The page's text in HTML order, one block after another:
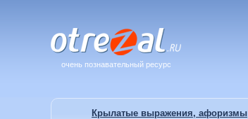
очень познавательный ресурс
Крылатые выражения, афоризмы